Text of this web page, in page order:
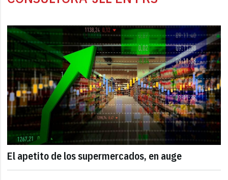
El apetito de los supermercados, en auge